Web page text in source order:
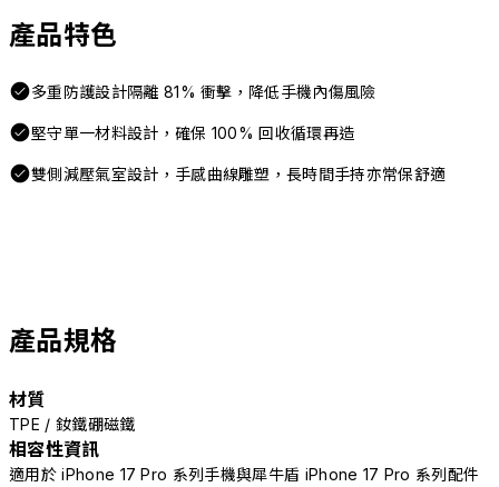
產品特色
多重防護設計隔離 81% 衝擊，降低手機內傷風險
堅守單一材料設計，確保 100% 回收循環再造
雙側減壓氣室設計，手感曲線雕塑，長時間手持亦常保舒適
產品規格
材質
TPE / 釹鐵硼磁鐵
相容性資訊
適用於 iPhone 17 Pro 系列手機與犀牛盾 iPhone 17 Pro 系列配件